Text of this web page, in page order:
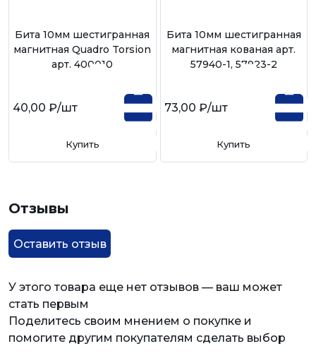
Бита 10мм шестигранная
магнитная Quadro Torsion
арт. 400010
40,00 ₽/шт
Купить
Бита 10мм шестигранная
магнитная кованая арт.
57940-1, 57923-2
73,00 ₽/шт
Купить
Отзывы
Оставить отзыв
У этого товара еще нет отзывов — ваш может
стать первым
Поделитесь своим мнением о покупке и
помогите другим покупателям сделать выбор